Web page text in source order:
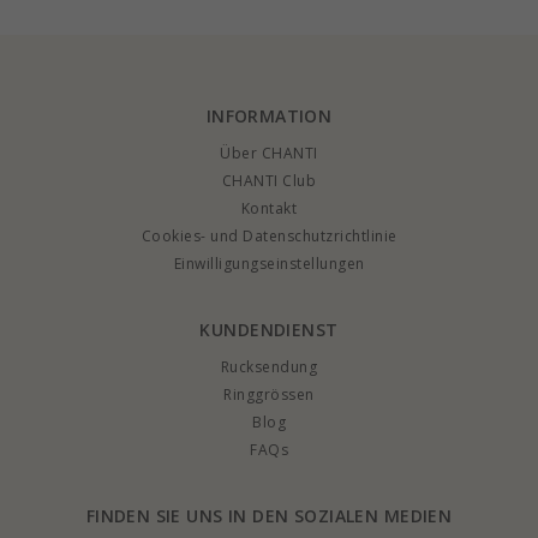
INFORMATION
Über CHANTI
CHANTI Club
Kontakt
Cookies- und Datenschutzrichtlinie
Einwilligungseinstellungen
KUNDENDIENST
Rucksendung
Ringgrössen
Blog
FAQs
FINDEN SIE UNS IN DEN SOZIALEN MEDIEN